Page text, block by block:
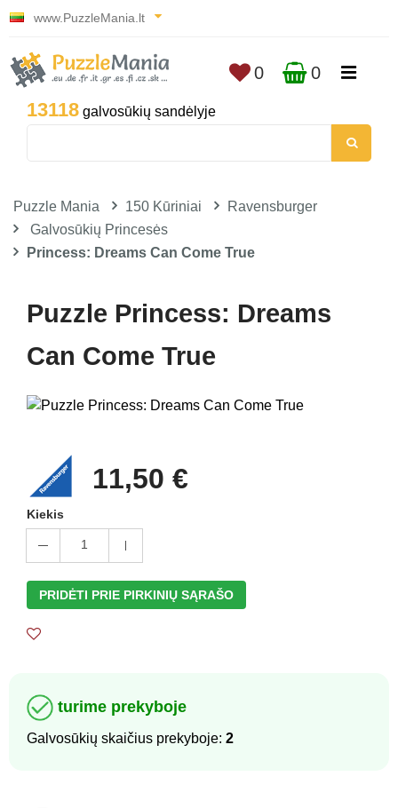
www.PuzzleMania.lt
13118 galvosūkių sandėlyje
0 0
Puzzle Mania 150 Kūriniai
Ravensburger
Galvosūkių Princesės
Princess: Dreams Can Come True
Puzzle Princess: Dreams
Can Come True
11,50 €
Kiekis
1
PRIDĖTI PRIE PIRKINIŲ SĄRAŠO
turime prekyboje
Galvosūkių skaičius prekyboje: 2